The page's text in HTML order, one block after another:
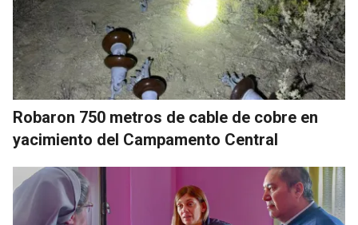
Robaron 750 metros de cable de cobre en
yacimiento del Campamento Central